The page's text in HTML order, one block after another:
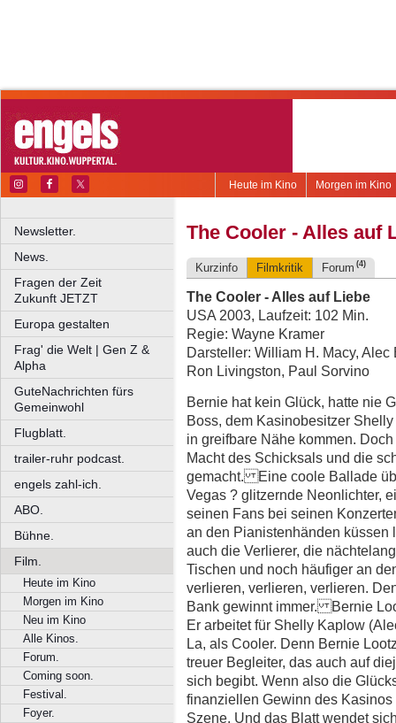
Morgen im Kino
Heute im Kino
Newsletter.
News.
Fragen der Zeit
Zukunft JETZT
Europa gestalten
Frag' die Welt | Gen Z &
Alpha
GuteNachrichten fürs
Gemeinwohl
Flugblatt.
trailer-ruhr podcast.
engels zahl-ich.
ABO.
Bühne.
Film.
Heute im Kino
Morgen im Kino
Neu im Kino
Alle Kinos.
Forum.
Coming soon.
Festival.
Foyer.
The Cooler - Alles auf
Kurzinfo Filmkritik Forum (4)
The Cooler - Alles auf Liebe
USA 2003, Laufzeit: 102 Min.
Regie: Wayne Kramer
Darsteller: William H. Macy,
Ron Livingston, Paul Sorvino
Bernie hat kein Glück, hatte nie
Boss, dem Kasinobesitzer
in greifbare Nähe kommen.
Macht des Schicksals und die
gemacht. Eine coole Ballade
Vegas ? glitzernde Neonlichter,
seinen Fans bei seinen
an den Pianistenhänden küssen
auch die Verlierer, die
Tischen und noch häufiger an
verlieren, verlieren, verlieren.
Bank gewinnt immer. Bernie
Er arbeitet für Shelly Kaplow
La, als Cooler. Denn Bernie
treuer Begleiter, das auch auf
sich begibt. Wenn also die
finanziellen Gewinn des
Szene. Und das Blatt wendet